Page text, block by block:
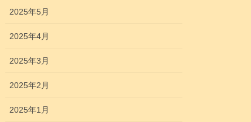
2025年5月
2025年4月
2025年3月
2025年2月
2025年1月